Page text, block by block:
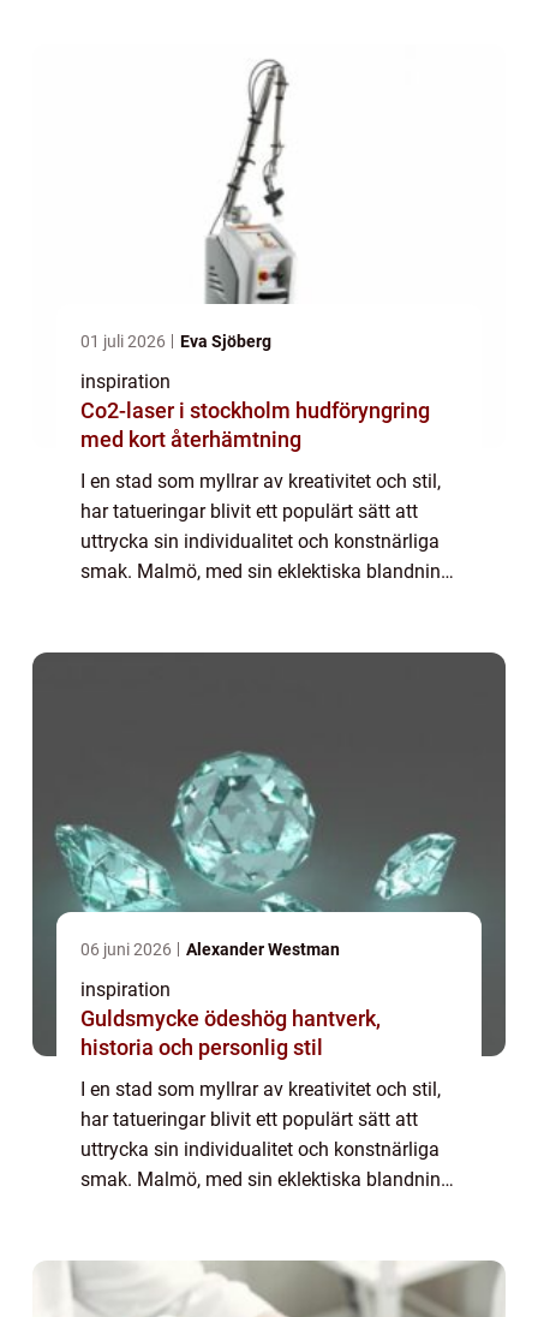
01 juli 2026 Eva Sjöberg
inspiration
Co2-laser i stockholm hudföryngring
med kort återhämtning
I en stad som myllrar av kreativitet och stil,
har tatueringar blivit ett populärt sätt att
uttrycka sin individualitet och konstnärliga
smak. Malmö, med sin eklektiska blandning
06 juni 2026 Alexander Westman
inspiration
Guldsmycke ödeshög hantverk,
historia och personlig stil
I en stad som myllrar av kreativitet och stil,
har tatueringar blivit ett populärt sätt att
uttrycka sin individualitet och konstnärliga
smak. Malmö, med sin eklektiska blandning